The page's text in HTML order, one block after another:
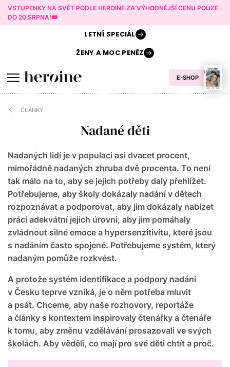
VSTUPENKY NA SVĚT PODLE HEROINE ZA VÝHODNĚJŠÍ CENU POUZE
DO 20.SRPNA!🎟️
E-SHOP
LETNÍ SPECIÁL
ŽENY AMOC PENĚZ
ČLÁNKY
Nadané děti
Nadaných lidí je v populaci asi dvacet procent,
mimořádně nadaných zhruba dvě procenta. To není
tak málo na to, aby se jejich potřeby daly přehlížet.
Potřebujeme, aby školy dokázaly nadání v dětech
rozpoznávat a podporovat, aby jim dokázaly nabízet
práci adekvátní jejich úrovni, aby jim pomáhaly
zvládnout silné emoce a hypersenzitivitu, které jsou
s nadáním často spojené. Potřebujeme systém, který
nadaným pomůže rozkvést.
A protože systém identifikace a podpory nadání
v Česku teprve vzniká, je o něm potřeba mluvit
a psát. Chceme, aby naše rozhovory, reportáže
a články s kontextem inspirovaly čtenářky a čtenáře
k tomu, aby změnu vzdělávání prosazovali ve svých
školách. Aby věděli, co mají pro své děti chtít a proč.